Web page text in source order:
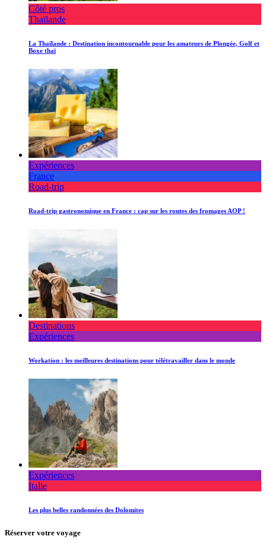
Côté pros
Thaïlande
La Thaïlande : Destination incontournable pour les amateurs de Plongée, Golf et
Boxe thaï
Expériences
France
Road-trip
Road-trip gastronomique en France : cap sur les routes des fromages AOP !
Destinations
Expériences
Workation : les meilleures destinations pour télétravailler dans le monde
Expériences
Italie
Les plus belles randonnées des Dolomites
Réserver votre voyage